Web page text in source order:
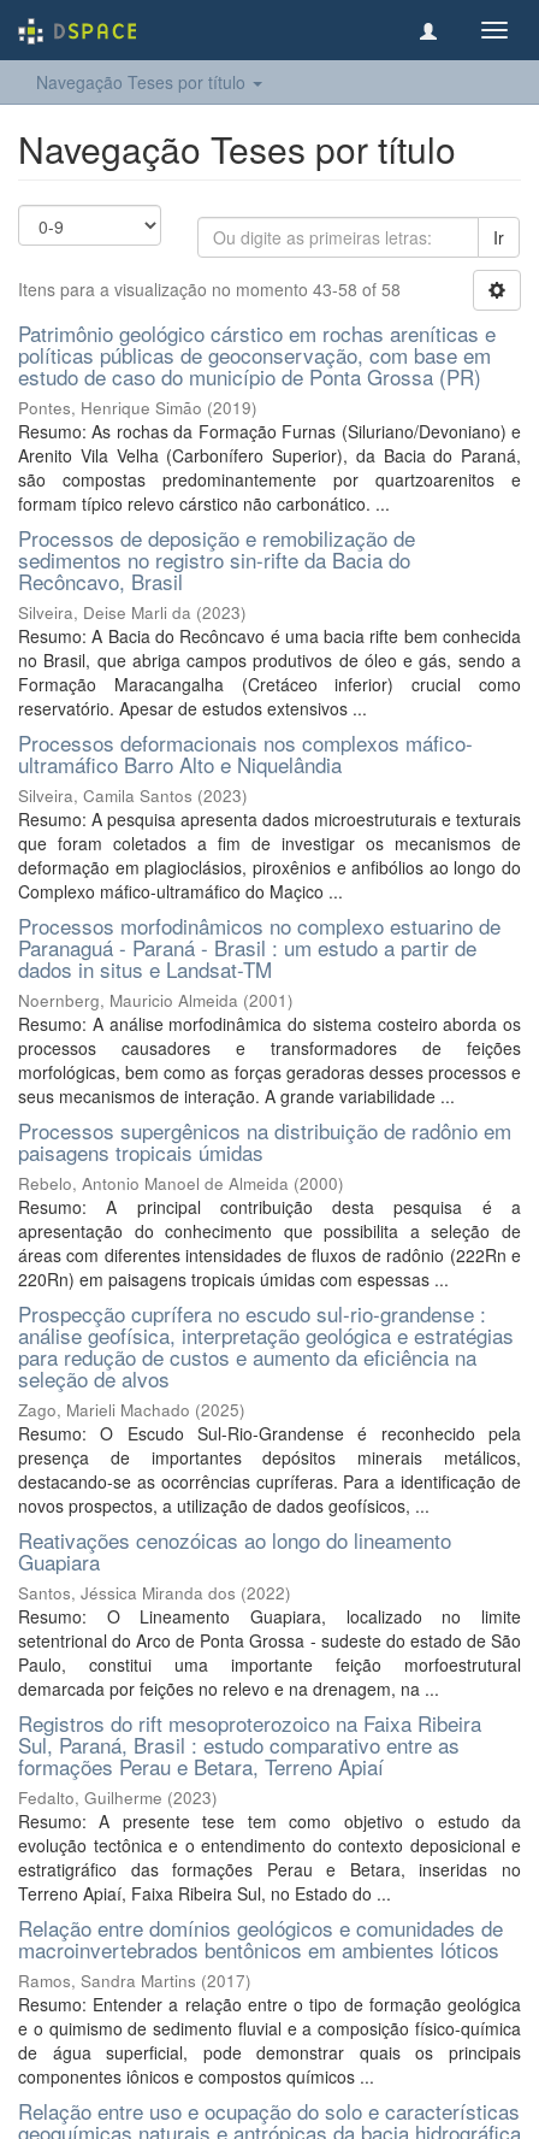
Navegação Teses por título
Navegação Teses por título
Ir
Itens para a visualização no momento 43-58 of 58
Patrimônio geológico cárstico em rochas areníticas e
políticas públicas de geoconservação, com base em
estudo de caso do município de Ponta Grossa (PR)
Pontes, Henrique Simão (2019)
Resumo: As rochas da Formação Furnas (Siluriano/Devoniano) e
Arenito Vila Velha (Carbonífero Superior), da Bacia do Paraná,
são compostas predominantemente por quartzoarenitos e
formam típico relevo cárstico não carbonático. ...
Processos de deposição e remobilização de
sedimentos no registro sin-rifte da Bacia do
Recôncavo, Brasil
Silveira, Deise Marli da (2023)
Resumo: A Bacia do Recôncavo é uma bacia rifte bem conhecida
no Brasil, que abriga campos produtivos de óleo e gás, sendo a
Formação Maracangalha (Cretáceo inferior) crucial como
reservatório. Apesar de estudos extensivos ...
Processos deformacionais nos complexos máfico-
ultramáfico Barro Alto e Niquelândia
Silveira, Camila Santos (2023)
Resumo: A pesquisa apresenta dados microestruturais e texturais
que foram coletados a fim de investigar os mecanismos de
deformação em plagioclásios, piroxênios e anfibólios ao longo do
Complexo máfico-ultramáfico do Maçico ...
Processos morfodinâmicos no complexo estuarino de
Paranaguá - Paraná - Brasil : um estudo a partir de
dados in situs e Landsat-TM
Noernberg, Mauricio Almeida (2001)
Resumo: A análise morfodinâmica do sistema costeiro aborda os
processos causadores e transformadores de feições
morfológicas, bem como as forças geradoras desses processos e
seus mecanismos de interação. A grande variabilidade ...
Processos supergênicos na distribuição de radônio em
paisagens tropicais úmidas
Rebelo, Antonio Manoel de Almeida (2000)
Resumo: A principal contribuição desta pesquisa é a
apresentação do conhecimento que possibilita a seleção de
áreas com diferentes intensidades de fluxos de radônio (222Rn e
220Rn) em paisagens tropicais úmidas com espessas ...
Prospecção cuprífera no escudo sul-rio-grandense :
análise geofísica, interpretação geológica e estratégias
para redução de custos e aumento da eficiência na
seleção de alvos
Zago, Marieli Machado (2025)
Resumo: O Escudo Sul-Rio-Grandense é reconhecido pela
presença de importantes depósitos minerais metálicos,
destacando-se as ocorrências cupríferas. Para a identificação de
novos prospectos, a utilização de dados geofísicos, ...
Reativações cenozóicas ao longo do lineamento
Guapiara
Santos, Jéssica Miranda dos (2022)
Resumo: O Lineamento Guapiara, localizado no limite
setentrional do Arco de Ponta Grossa - sudeste do estado de São
Paulo, constitui uma importante feição morfoestrutural
demarcada por feições no relevo e na drenagem, na ...
Registros do rift mesoproterozoico na Faixa Ribeira
Sul, Paraná, Brasil : estudo comparativo entre as
formações Perau e Betara, Terreno Apiaí
Fedalto, Guilherme (2023)
Resumo: A presente tese tem como objetivo o estudo da
evolução tectônica e o entendimento do contexto deposicional e
estratigráfico das formações Perau e Betara, inseridas no
Terreno Apiaí, Faixa Ribeira Sul, no Estado do ...
Relação entre domínios geológicos e comunidades de
macroinvertebrados bentônicos em ambientes lóticos
Ramos, Sandra Martins (2017)
Resumo: Entender a relação entre o tipo de formação geológica
e o quimismo de sedimento fluvial e a composição físico-química
de água superficial, pode demonstrar quais os principais
componentes iônicos e compostos químicos ...
Relação entre uso e ocupação do solo e características
geoquímicas naturais e antrópicas da bacia hidrográfica